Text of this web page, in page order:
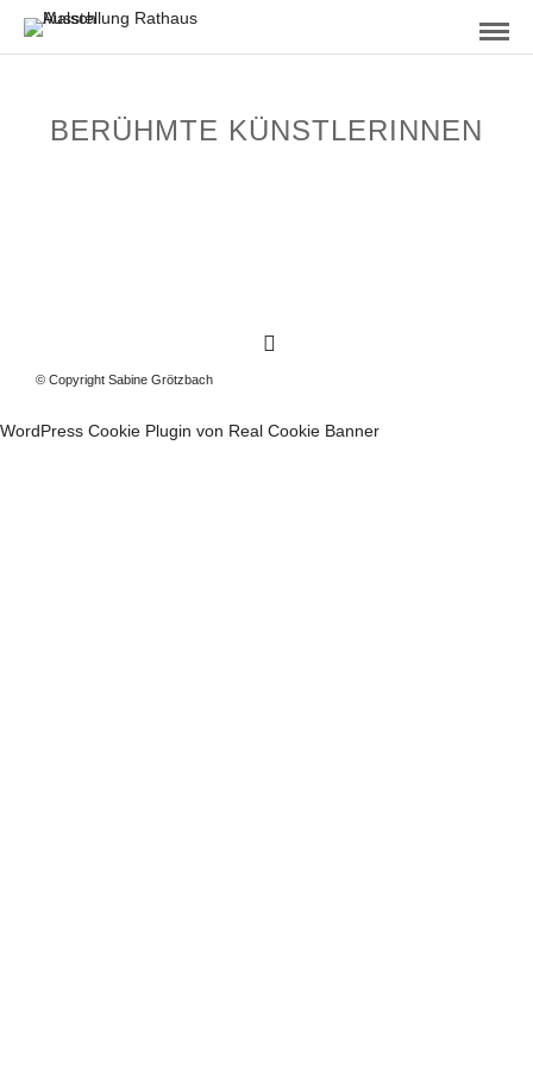
BERÜHMTE KÜNSTLERINNEN
© Copyright Sabine Grötzbach
WordPress Cookie Plugin von Real Cookie Banner